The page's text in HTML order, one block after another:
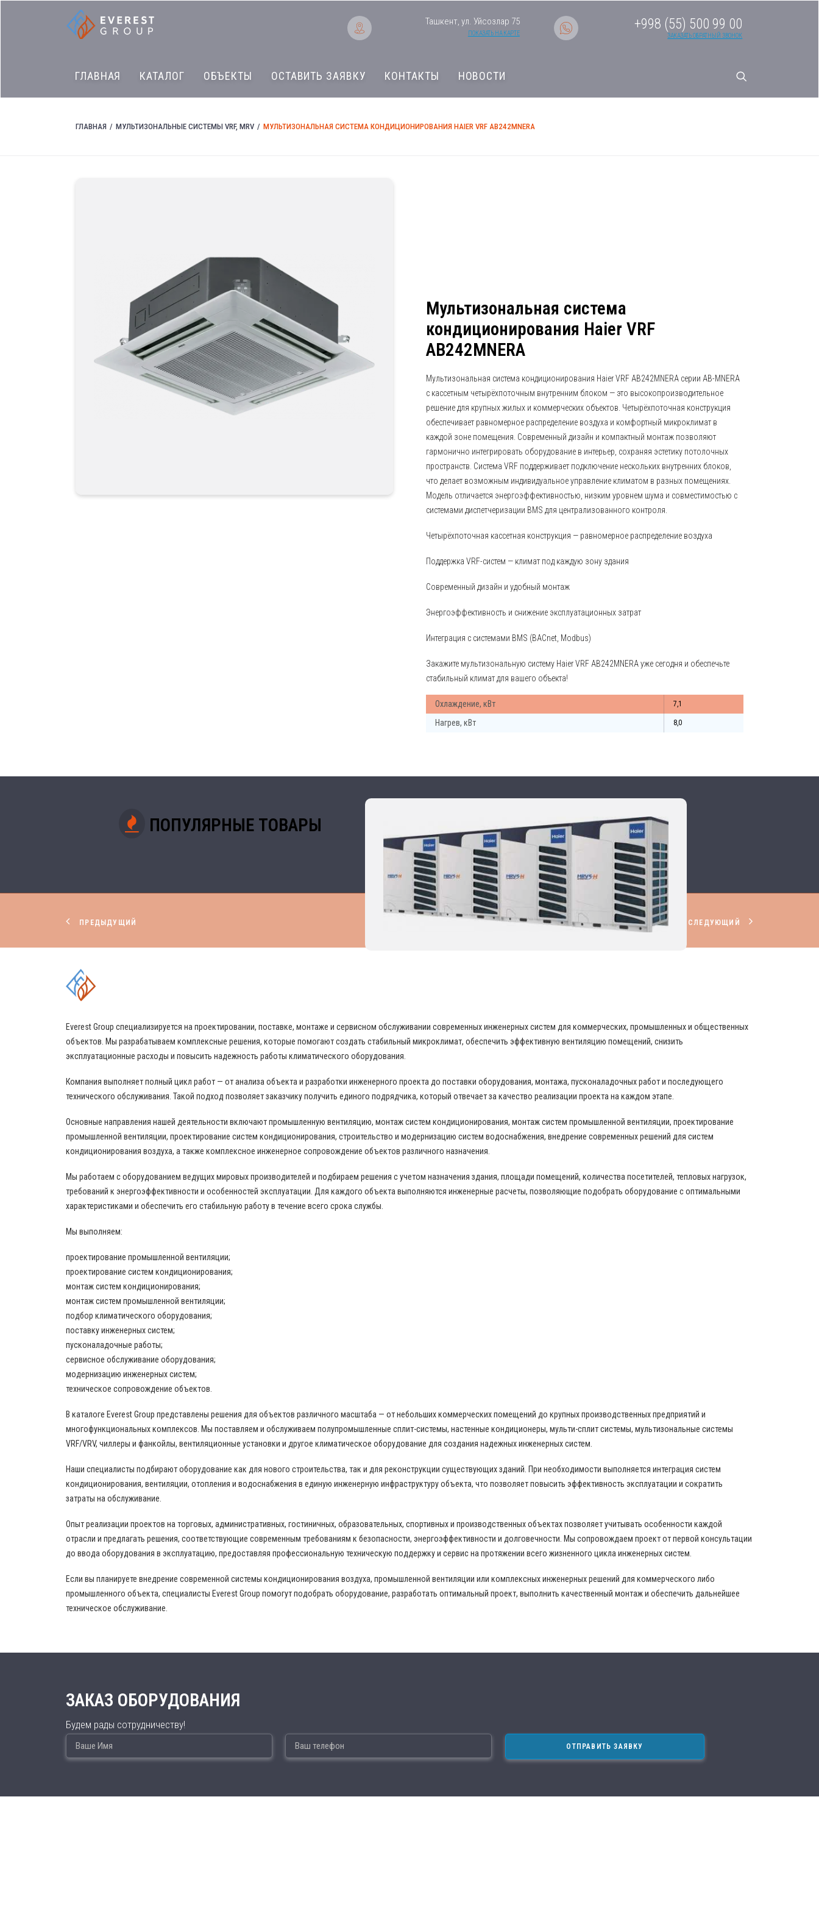
Ташкент, ул. Уйсозлар 75
ПОКАЗАТЬ НА КАРТЕ
+998 (55) 500 99 00
ЗАКАЗАТЬ ОБРАТНЫЙ ЗВОНОК
ГЛАВНАЯ КАТАЛОГ ОБЪЕКТЫ ОСТАВИТЬ ЗАЯВКУ КОНТАКТЫ НОВОСТИ
ГЛАВНАЯ МУЛЬТИЗОНАЛЬНЫЕ СИСТЕМЫ VRF, MRV МУЛЬТИЗОНАЛЬНАЯ СИСТЕМА КОНДИЦИОНИРОВАНИЯ HAIER VRF AB242MNERA
Мультизональная система
кондиционирования Haier VRF
AB242MNERA
Мультизональная система кондиционирования Haier VRF AB242MNERA серии AB-MNERA
с кассетным четырёхпоточным внутренним блоком — это высокопроизводительное
решение для крупных жилых и коммерческих объектов. Четырёхпоточная конструкция
обеспечивает равномерное распределение воздуха и комфортный микроклимат в
каждой зоне помещения. Современный дизайн и компактный монтаж позволяют
гармонично интегрировать оборудование в интерьер, сохраняя эстетику потолочных
пространств. Система VRF поддерживает подключение нескольких внутренних блоков,
что делает возможным индивидуальное управление климатом в разных помещениях.
Модель отличается энергоэффективностью, низким уровнем шума и совместимостью с
системами диспетчеризации BMS для централизованного контроля.
Четырёхпоточная кассетная конструкция — равномерное распределение воздуха
Поддержка VRF-систем — климат под каждую зону здания
Современный дизайн и удобный монтаж
Энергоэффективность и снижение эксплуатационных затрат
Интеграция с системами BMS (BACnet, Modbus)
Закажите мультизональную систему Haier VRF AB242MNERA уже сегодня и обеспечьте
стабильный климат для вашего объекта!
Охлаждение, кВт 7,1
Нагрев, кВт 8,0
ПОПУЛЯРНЫЕ ТОВАРЫ
ПРЕДЫДУЩИЙ СЛЕДУЮЩИЙ
Everest Group специализируется на проектировании, поставке, монтаже и сервисном обслуживании современных инженерных систем для коммерческих, промышленных и общественных
объектов. Мы разрабатываем комплексные решения, которые помогают создать стабильный микроклимат, обеспечить эффективную вентиляцию помещений, снизить
эксплуатационные расходы и повысить надежность работы климатического оборудования.
Компания выполняет полный цикл работ — от анализа объекта и разработки инженерного проекта до поставки оборудования, монтажа, пусконаладочных работ и последующего
технического обслуживания. Такой подход позволяет заказчику получить единого подрядчика, который отвечает за качество реализации проекта на каждом этапе.
Основные направления нашей деятельности включают промышленную вентиляцию, монтаж систем кондиционирования, монтаж систем промышленной вентиляции, проектирование
промышленной вентиляции, проектирование систем кондиционирования, строительство и модернизацию систем водоснабжения, внедрение современных решений для систем
кондиционирования воздуха, а также комплексное инженерное сопровождение объектов различного назначения.
Мы работаем с оборудованием ведущих мировых производителей и подбираем решения с учетом назначения здания, площади помещений, количества посетителей, тепловых нагрузок,
требований к энергоэффективности и особенностей эксплуатации. Для каждого объекта выполняются инженерные расчеты, позволяющие подобрать оборудование с оптимальными
характеристиками и обеспечить его стабильную работу в течение всего срока службы.
Мы выполняем:
проектирование промышленной вентиляции;
проектирование систем кондиционирования;
монтаж систем кондиционирования;
монтаж систем промышленной вентиляции;
подбор климатического оборудования;
поставку инженерных систем;
пусконаладочные работы;
сервисное обслуживание оборудования;
модернизацию инженерных систем;
техническое сопровождение объектов.
В каталоге Everest Group представлены решения для объектов различного масштаба — от небольших коммерческих помещений до крупных производственных предприятий и
многофункциональных комплексов. Мы поставляем и обслуживаем полупромышленные сплит-системы, настенные кондиционеры, мульти-сплит системы, мультизональные системы
VRF/VRV, чиллеры и фанкойлы, вентиляционные установки и другое климатическое оборудование для создания надежных инженерных систем.
Наши специалисты подбирают оборудование как для нового строительства, так и для реконструкции существующих зданий. При необходимости выполняется интеграция систем
кондиционирования, вентиляции, отопления и водоснабжения в единую инженерную инфраструктуру объекта, что позволяет повысить эффективность эксплуатации и сократить
затраты на обслуживание.
Опыт реализации проектов на торговых, административных, гостиничных, образовательных, спортивных и производственных объектах позволяет учитывать особенности каждой
отрасли и предлагать решения, соответствующие современным требованиям к безопасности, энергоэффективности и долговечности. Мы сопровождаем проект от первой консультации
до ввода оборудования в эксплуатацию, предоставляя профессиональную техническую поддержку и сервис на протяжении всего жизненного цикла инженерных систем.
Если вы планируете внедрение современной системы кондиционирования воздуха, промышленной вентиляции или комплексных инженерных решений для коммерческого либо
промышленного объекта, специалисты Everest Group помогут подобрать оборудование, разработать оптимальный проект, выполнить качественный монтаж и обеспечить дальнейшее
техническое обслуживание.
ЗАКАЗ ОБОРУДОВАНИЯ
Будем рады сотрудничеству!